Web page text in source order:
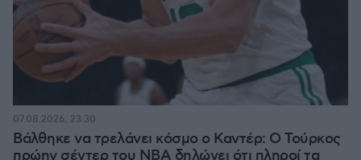
Βάλθηκε να τρελάνει κόσμο ο Καντέρ: Ο Τούρκος
πρώην σέντερ του NBA δηλώνει ότι πληροί τα
07.08.2026, 23:30